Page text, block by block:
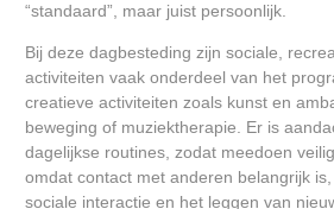
“standaard”, maar juist persoonlijk.
Bij deze dagbesteding zijn sociale,
activiteiten vaak onderdeel van het
creatieve activiteiten zoals kunst en
beweging of muziektherapie. Er is
dagelijkse routines, zodat meedoen
omdat contact met anderen belangrijk
sociale interactie en het leggen van